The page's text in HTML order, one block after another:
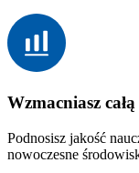
Wzmacniasz całą
Podnosisz jakość
nowoczesne